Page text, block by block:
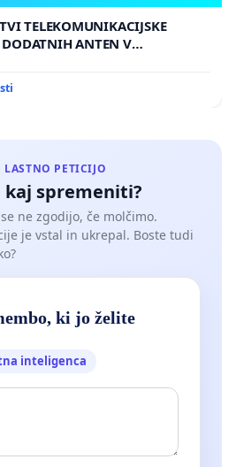
TELEKOMUNIKACIJSKE
ANTEN V
LASTNO PETICIJO
spremeniti?
ne zgodijo, če molčimo.
je vstal in ukrepal. Boste tudi
ki jo želite
inteligenca